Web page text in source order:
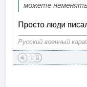
можете
Просто люди
Русский военный